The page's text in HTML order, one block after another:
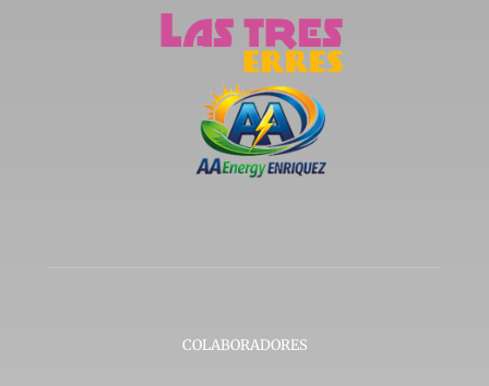
COLABORADORES